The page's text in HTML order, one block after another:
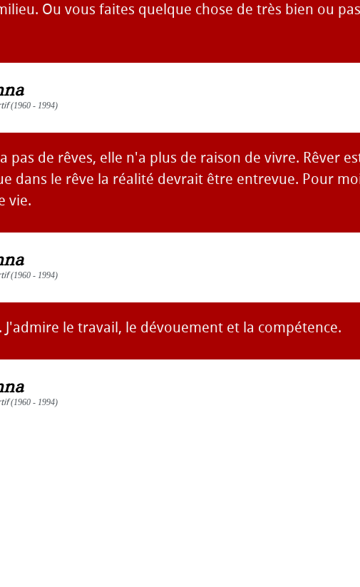
Ou vous faites quelque chose de très bien ou pas
(1960 - 1994)
pas de rêves, elle n'a plus de raison de vivre. Rêver
dans le rêve la réalité devrait être entrevue. Pour
vie.
(1960 - 1994)
J'admire le travail, le dévouement et la compétence.
(1960 - 1994)